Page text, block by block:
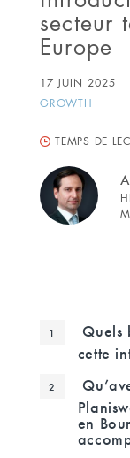
secteur
Europe
17 JUIN 2025
GROWTH
TEMPS DE
Quels
cette
en